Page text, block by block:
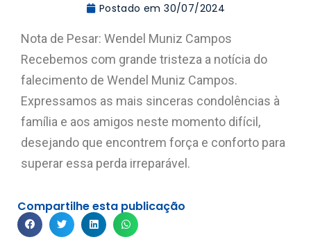
Postado em30/07/2024
Nota de Pesar: Wendel Muniz Campos
Recebemos com grande tristeza a notícia do
falecimento de Wendel Muniz Campos.
Expressamos as mais sinceras condolências à
família e aos amigos neste momento difícil,
desejando que encontrem força e conforto para
superar essa perda irreparável.
Compartilhe esta publicação